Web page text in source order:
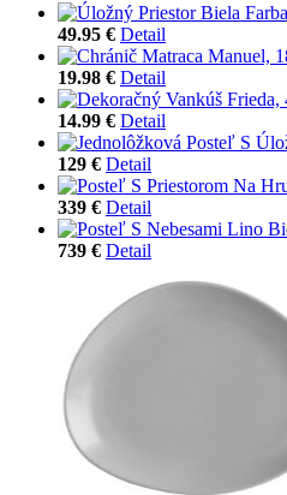
49.95 € Detail
19.98 € Detail
14.99 € Detail
129 € Detail
339 € Detail
739 € Detail